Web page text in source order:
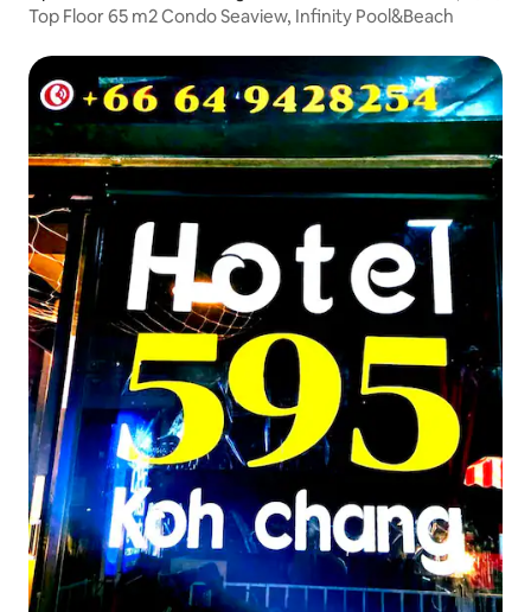
Top Floor 65 m2 Condo Seaview, Infinity Pool&Beach